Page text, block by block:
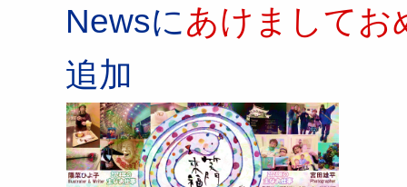
Newsにあけましてお
追加